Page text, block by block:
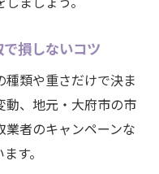
損しないコツ
類や重さだけで決ま
動、地元・大府市の市
者のキャンペーンな
す。